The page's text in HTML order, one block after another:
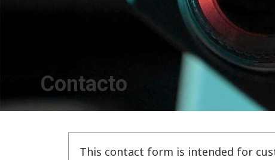
Contacto
This contact form is intended for